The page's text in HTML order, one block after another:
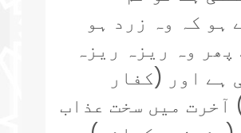
ہو کہ وہ زرد ہو
پھر وہ ریزہ ریزہ
ہے اور (کفار
آخرت میں سخت عذاب